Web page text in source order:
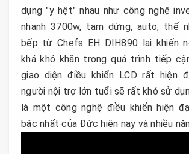
dụng "y hệt" nhau như công nghệ
nhanh 3700w, tạm dừng, auto, thế
bếp từ Chefs EH DIH890 lại khiến
khá khó khăn trong quá trình tiếp
giao diện điều khiển LCD rất hiện
người nội trợ lớn tuổi sẽ rất khó sử
là một công nghệ điều khiển hiện
bậc nhất của Đức hiện nay và nhiều